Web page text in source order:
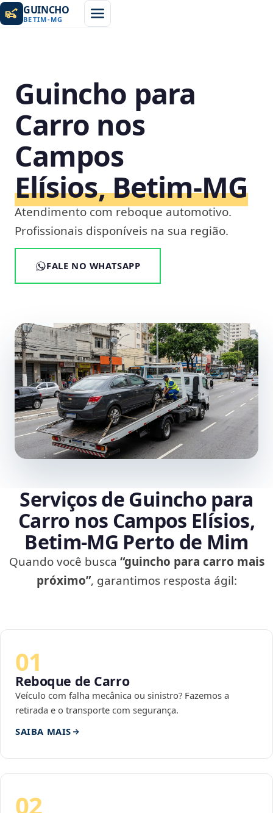
GUINCHO
BETIM-MG
Guincho para
Carro nos
Campos
Elísios, Betim‑MG
Atendimento com reboque automotivo.
Profissionais disponíveis na sua região.
FALE NO WHATSAPP
Serviços de Guincho para
Carro nos Campos Elísios,
Betim‑MG Perto de Mim
Quando você busca “guincho para carro mais
próximo”, garantimos resposta ágil:
01
Reboque de Carro
Veículo com falha mecânica ou sinistro? Fazemos a
retirada e o transporte com segurança.
SAIBA MAIS
02